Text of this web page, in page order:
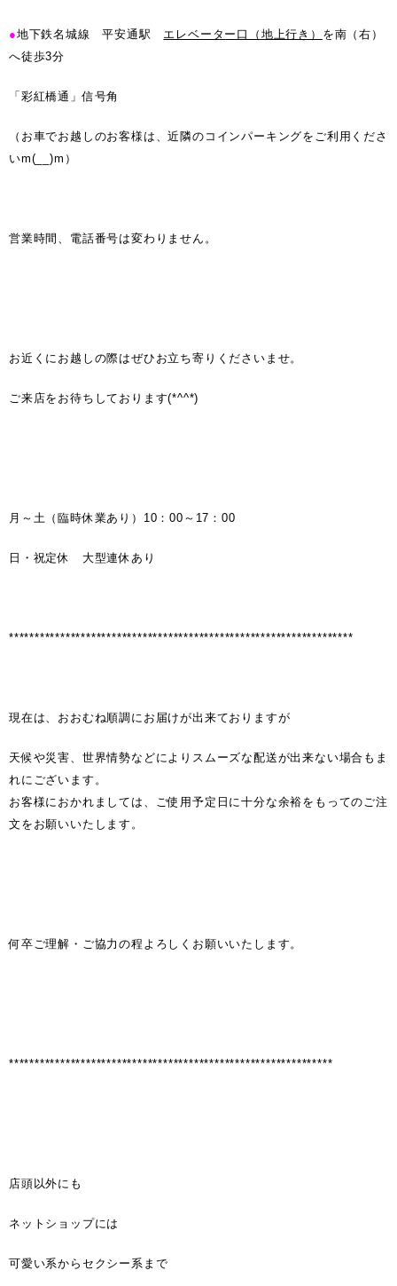
●地下鉄名城線 平安通駅 エレベーター口（地上行き） を南（右）
へ徒歩3分
「彩紅橋通」信号角
（お車でお越しのお客様は、近隣のコインパーキングをご利用くださ
いm(__)m）
営業時間、電話番号は変わりません。
お近くにお越しの際はぜひお立ち寄りくださいませ。
ご来店をお待ちしております(*^^*)
月～土（臨時休業あり）10：00～17：00
日・祝定休 大型連休あり
*******************************************************************
現在は、おおむね順調にお届けが出来ておりますが
天候や災害、世界情勢などによりスムーズな配送が出来ない場合もま
れにございます。
お客様におかれましては、ご使用予定日に十分な余裕をもってのご注
文をお願いいたします。
何卒ご理解・ご協力の程よろしくお願いいたします。
***************************************************************
店頭以外にも
ネットショップには
可愛い系からセクシー系まで